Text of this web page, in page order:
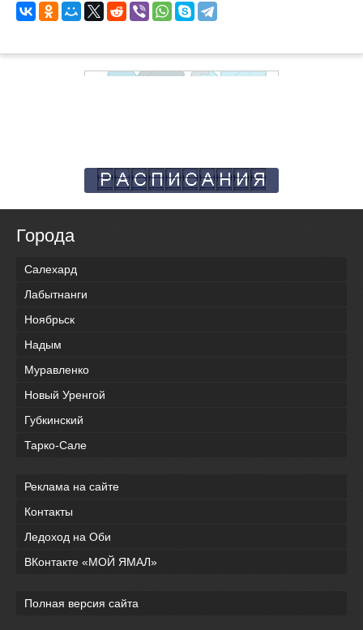
Города
Салехард
Лабытнанги
Ноябрьск
Надым
Муравленко
Новый Уренгой
Губкинский
Тарко-Сале
Реклама на сайте
Контакты
Ледоход на Оби
ВКонтакте «МОЙ ЯМАЛ»
Полная версия сайта